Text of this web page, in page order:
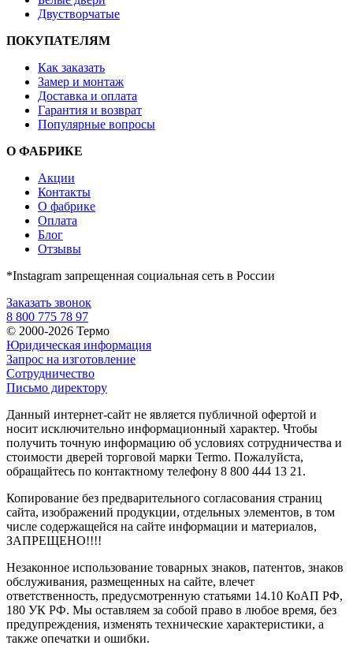
Двустворчатые
ПОКУПАТЕЛЯМ
Как заказать
Замер и монтаж
Доставка и оплата
Гарантия и возврат
Популярные вопросы
О ФАБРИКЕ
Акции
Контакты
О фабрике
Оплата
Блог
Отзывы
*Instagram запрещенная социальная сеть в России
Заказать звонок
8 800 775 78 97
© 2000-2026 Термо
Юридическая информация
Запрос на изготовление
Сотрудничество
Письмо директору
Данный интернет-сайт не является публичной офертой и
носит исключительно информационный характер. Чтобы
получить точную информацию об условиях сотрудничества и
стоимости дверей торговой марки Termo. Пожалуйста,
обращайтесь по контактному телефону 8 800 444 13 21.
Копирование без предварительного согласования страниц
сайта, изображений продукции, отдельных элементов, в том
числе содержащейся на сайте информации и материалов,
ЗАПРЕЩЕНО!!!!
Незаконное использование товарных знаков, патентов, знаков
обслуживания, размещенных на сайте, влечет
ответственность, предусмотренную статьями 14.10 КоАП РФ,
180 УК РФ. Мы оставляем за собой право в любое время, без
предупреждения, изменять технические характеристики, а
также опечатки и ошибки.